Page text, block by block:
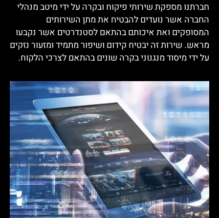
מספקת שירותי פיקוח ובקרה על ידי מיטב מנהלי
אשר נועדים להבטיח את מתן השירותים
ואת איכותם בהתאם לסטנדרטים אשר נקבעו
שירות זה יבטיח קידום ושיפור מתמיד ומזעור נזקים
ידי מיסוד מנגנוני בקרה שונים בהתאם לצרכי הלקוח.